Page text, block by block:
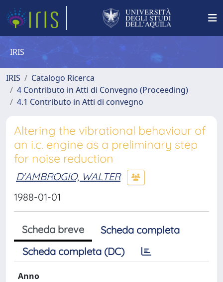
IRIS
IRIS
Catalogo Ricerca
4 Contributo in Atti di Convegno (Proceeding)
4.1 Contributo in Atti di convegno
Altering the vibrational behaviour of
an i.c. engine as a preliminary step
for noise reduction
D'AMBROGIO, WALTER
1988-01-01
Scheda breve
Scheda completa
Scheda completa (DC)
Anno